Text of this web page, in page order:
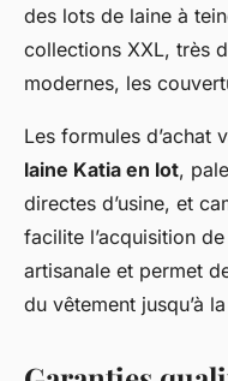
des lots de laine à
collections XXL, très
modernes, les
Les formules d’achat
laine Katia en lot,
directes d’usine, et
facilite l’acquisition
artisanale et permet
du vêtement jusqu’à